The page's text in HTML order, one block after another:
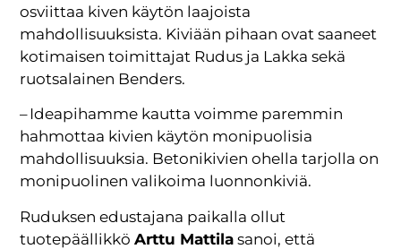
osviittaa kiven käytön laajoista
mahdollisuuksista. Kiviään pihaan ovat saaneet
kotimaisen toimittajat Rudus ja Lakka sekä
ruotsalainen Benders.
– Ideapihamme kautta voimme paremmin
hahmottaa kivien käytön monipuolisia
mahdollisuuksia. Betonikivien ohella tarjolla on
monipuolinen valikoima luonnonkiviä.
Ruduksen edustajana paikalla ollut
tuotepäällikköArttu Mattila sanoi, että